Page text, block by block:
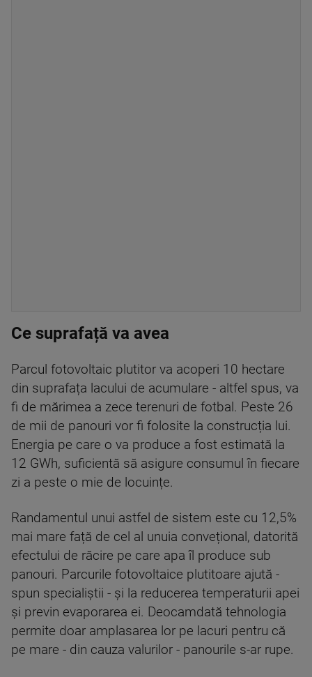
Ce suprafață va avea
Parcul fotovoltaic plutitor va acoperi 10 hectare
din suprafața lacului de acumulare - altfel spus, va
fi de mărimea a zece terenuri de fotbal. Peste 26
de mii de panouri vor fi folosite la construcția lui.
Energia pe care o va produce a fost estimată la
12 GWh, suficientă să asigure consumul în fiecare
zi a peste o mie de locuințe.
Randamentul unui astfel de sistem este cu 12,5%
mai mare față de cel al unuia convețional, datorită
efectului de răcire pe care apa îl produce sub
panouri. Parcurile fotovoltaice plutitoare ajută -
spun specialiștii - și la reducerea temperaturii apei
și previn evaporarea ei. Deocamdată tehnologia
permite doar amplasarea lor pe lacuri pentru că
pe mare - din cauza valurilor - panourile s-ar rupe.